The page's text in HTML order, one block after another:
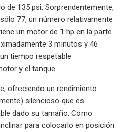
de 135 psi. Sorprendentemente,
77, un número relativamente
un motor de 1 hp en la parte
3 minutos y 46
tiempo respetable
y el tanque.
ofreciendo un rendimiento
silencioso que es
dado su tamaño. Como
para colocarlo en posición